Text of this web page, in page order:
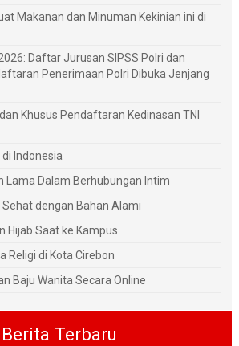
Makanan dan Minuman Kekinian ini di
Daftar Jurusan SIPSS Polri dan
Penerimaan Polri Dibuka Jenjang
Khusus Pendaftaran Kedinasan TNI
Indonesia
Lama Dalam Berhubungan Intim
dengan Bahan Alami
Hijab Saat ke Kampus
Religi di Kota Cirebon
Baju Wanita Secara Online
Berita Terbaru